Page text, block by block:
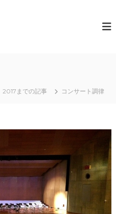
2017までの記事 コンサート調律